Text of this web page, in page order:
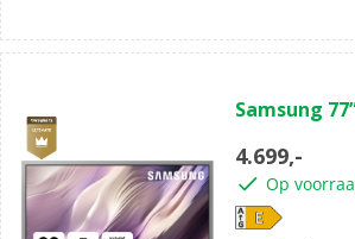
van
5
sterren.
Samsung
4.699,-
Op